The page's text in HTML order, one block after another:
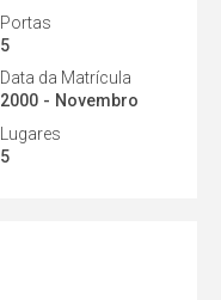
Portas
5
Data da Matrícula
2000 - Novembro
Lugares
5